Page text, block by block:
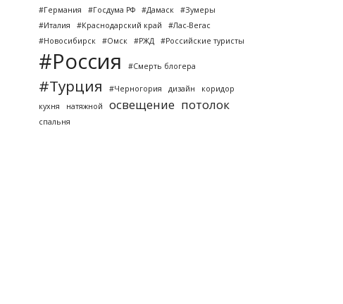
#Германия
#Госдума РФ #Дамаск
#Зумеры
#Италия
#Краснодарский край
#Лас-Вегас
#Новосибирск
#Омск #РЖД #Российские туристы
#Россия #Смерть блогера
#Турция #Черногория дизайн
коридор
кухня
натяжной освещение потолок
спальня